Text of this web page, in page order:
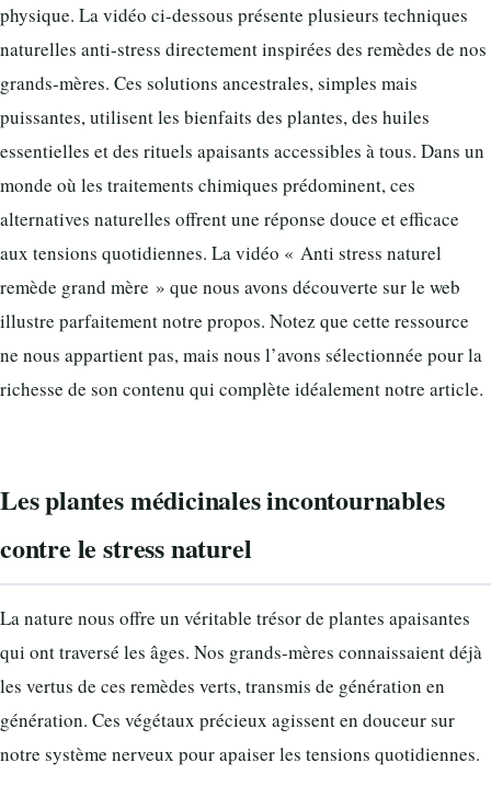
physique. La vidéo ci-dessous présente plusieurs techniques
naturelles anti-stress directement inspirées des remèdes de nos
grands-mères. Ces solutions ancestrales, simples mais
puissantes, utilisent les bienfaits des plantes, des huiles
essentielles et des rituels apaisants accessibles à tous. Dans un
monde où les traitements chimiques prédominent, ces
alternatives naturelles offrent une réponse douce et efficace
aux tensions quotidiennes. La vidéo « Anti stress naturel
remède grand mère » que nous avons découverte sur le web
illustre parfaitement notre propos. Notez que cette ressource
ne nous appartient pas, mais nous l’avons sélectionnée pour la
richesse de son contenu qui complète idéalement notre article.
Les plantes médicinales incontournables
contre le stress naturel
La nature nous offre un véritable trésor de plantes apaisantes
qui ont traversé les âges. Nos grands-mères connaissaient déjà
les vertus de ces remèdes verts, transmis de génération en
génération. Ces végétaux précieux agissent en douceur sur
notre système nerveux pour apaiser les tensions quotidiennes.